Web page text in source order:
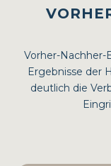
Vorher-Nachher-
Ergebnisse der
deutlich die